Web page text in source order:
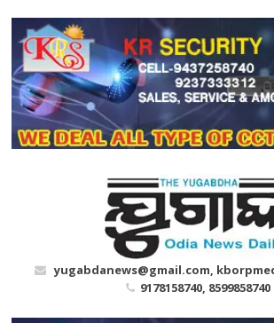
content
yugabdanews@gmail.com,
9178158740, 8599858740